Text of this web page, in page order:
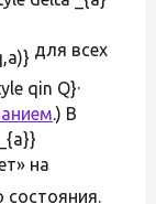
для всех
.
.) В
на
состояния.